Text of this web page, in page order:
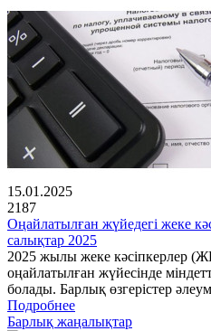
15.01.2025
2187
Оңайлатылған жүйедегі жеке
салықтар 2025
2025 жылы жеке кәсіпкерлер
оңайлатылған жүйесінде
болады. Барлық өзгерістер
Подробнее
Барлық жаңалықтар